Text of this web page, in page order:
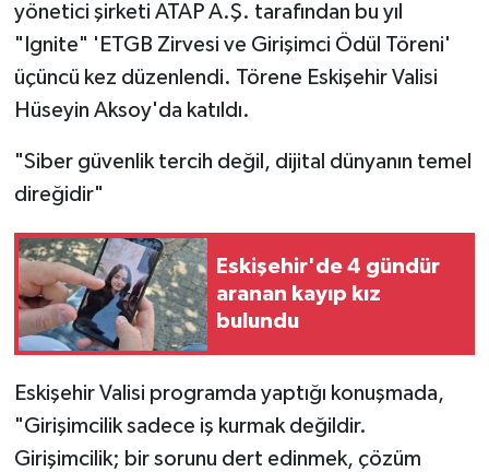
yönetici şirketi ATAP A.Ş. tarafından bu yıl
"Ignite" 'ETGB Zirvesi ve Girişimci Ödül Töreni'
üçüncü kez düzenlendi. Törene Eskişehir Valisi
Hüseyin Aksoy'da katıldı.
"Siber güvenlik tercih değil, dijital dünyanın temel
direğidir"
Eskişehir'de 4 gündür
aranan kayıp kız
bulundu
Eskişehir Valisi programda yaptığı konuşmada,
"Girişimcilik sadece iş kurmak değildir.
Girişimcilik; bir sorunu dert edinmek, çözüm